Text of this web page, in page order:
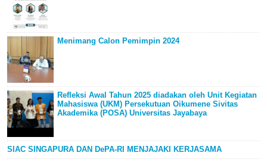
Menimang Calon Pemimpin 2024
Refleksi Awal Tahun 2025 diadakan oleh Unit Kegiatan
Mahasiswa (UKM) Persekutuan Oikumene Sivitas
Akademika (POSA) Universitas Jayabaya
SIAC SINGAPURA DAN DePA-RI MENJAJAKI KERJASAMA